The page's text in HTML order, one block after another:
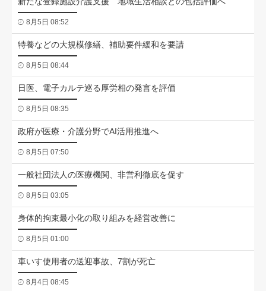
8月5日 08:52
特養などの大規模修繕、補助要件緩和を要請
8月5日 08:44
日医、電子カルテ巡る厚労相の発言を評価
8月5日 08:35
政府が医療・介護分野でAI活用推進へ
8月5日 07:50
一般社団法人の医療機関、非営利徹底を促す
8月5日 03:05
身体的拘束最小化の取り組みを経営改善に
8月5日 01:00
車いす使用者の送迎事故、7割が死亡
8月4日 08:45